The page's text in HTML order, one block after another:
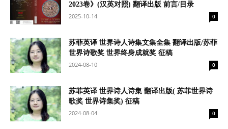
2023卷》(汉英对照) 翻译出版 前言/目录
2025-10-14
0
苏菲英译 世界诗人诗集文集全集 翻译出版/苏菲
世界诗歌奖 世界终身成就奖 征稿
2024-08-10
0
苏菲英译 世界诗人诗集 翻译出版( 苏菲世界诗
歌奖 世界诗集奖) 征稿
2024-08-04
0